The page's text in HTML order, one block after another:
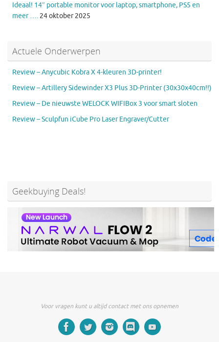
Ideaal! 14″ portable monitor voor laptop, smartphone, PS5 en
meer …. 24 oktober 2025
Actuele Onderwerpen
Review – Anycubic Kobra X 4-kleuren 3D-printer!
Review – Artillery Sidewinder X3 Plus 3D-Printer (30x30x40cm!!)
Review – De nieuwste WELOCK WIFIBox 3 voor smart sloten
Review – Sculpfun iCube Pro Laser Engraver/Cutter
Geekbuying Deals!
Voor vragen kunt u altijd contact met ons opnemen